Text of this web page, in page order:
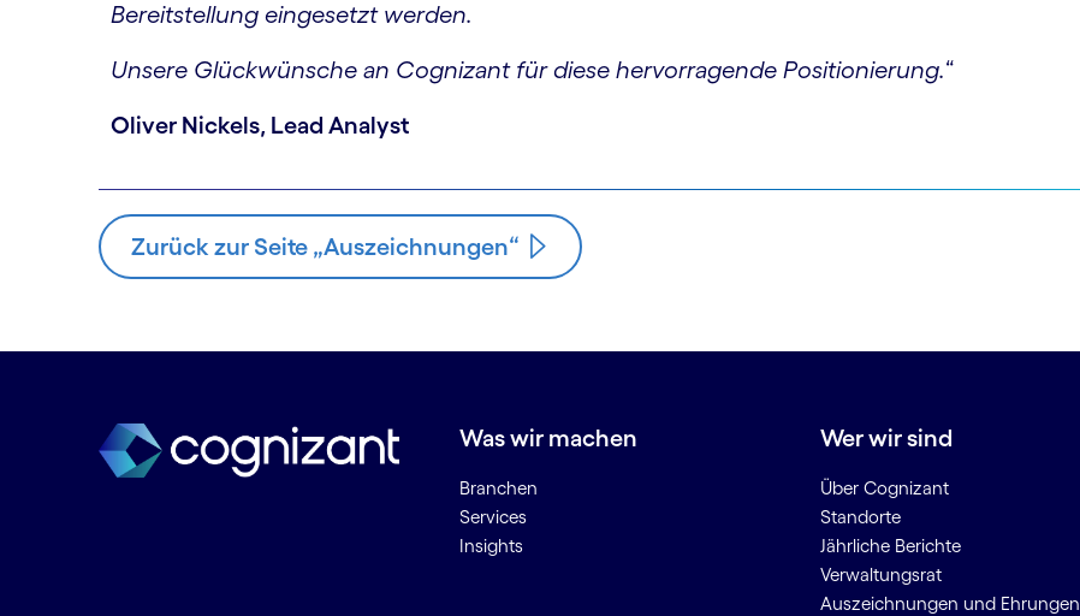
Bereitstellung eingesetzt werden.
Unsere Glückwünsche an Cognizant für diese hervorragende Positionierung.“
Oliver Nickels, Lead Analyst
Zurück zur Seite „Auszeichnungen“
Was wir machen
Branchen
Services
Insights
Wer wir sind
Über Cognizant
Standorte
Jährliche Berichte
Verwaltungsrat
Auszeichnungen und Ehrungen